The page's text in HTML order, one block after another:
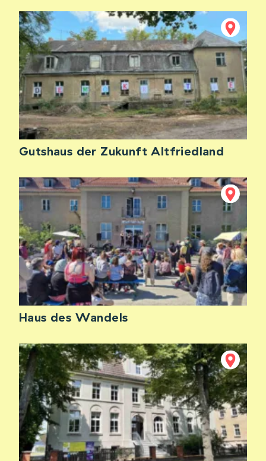
Gutshaus der Zukunft Altfriedland
Haus des Wandels